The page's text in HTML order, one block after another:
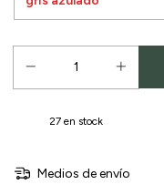
27 en stock
Medios de envío